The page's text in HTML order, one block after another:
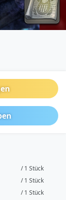
/ 1 Stück
/ 1 Stück
/ 1 Stück